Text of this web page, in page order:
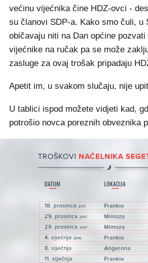
većinu vijećnika čine HDZ-ovci -
su članovi SDP-a. Kako smo čuli, u
običavaju niti na Dan općine
vijećnike na ručak pa se može
zasluge za ovaj trošak pripadaju
Apetit im, u svakom slučaju, nije
U tablici ispod možete vidjeti kad,
potrošio novca poreznih obveznika